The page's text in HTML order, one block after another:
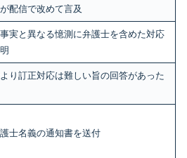
配信で改めて言及
実と異なる憶測に弁護士を含めた対応
り訂正対応は難しい旨の回答があった
士名義の通知書を送付